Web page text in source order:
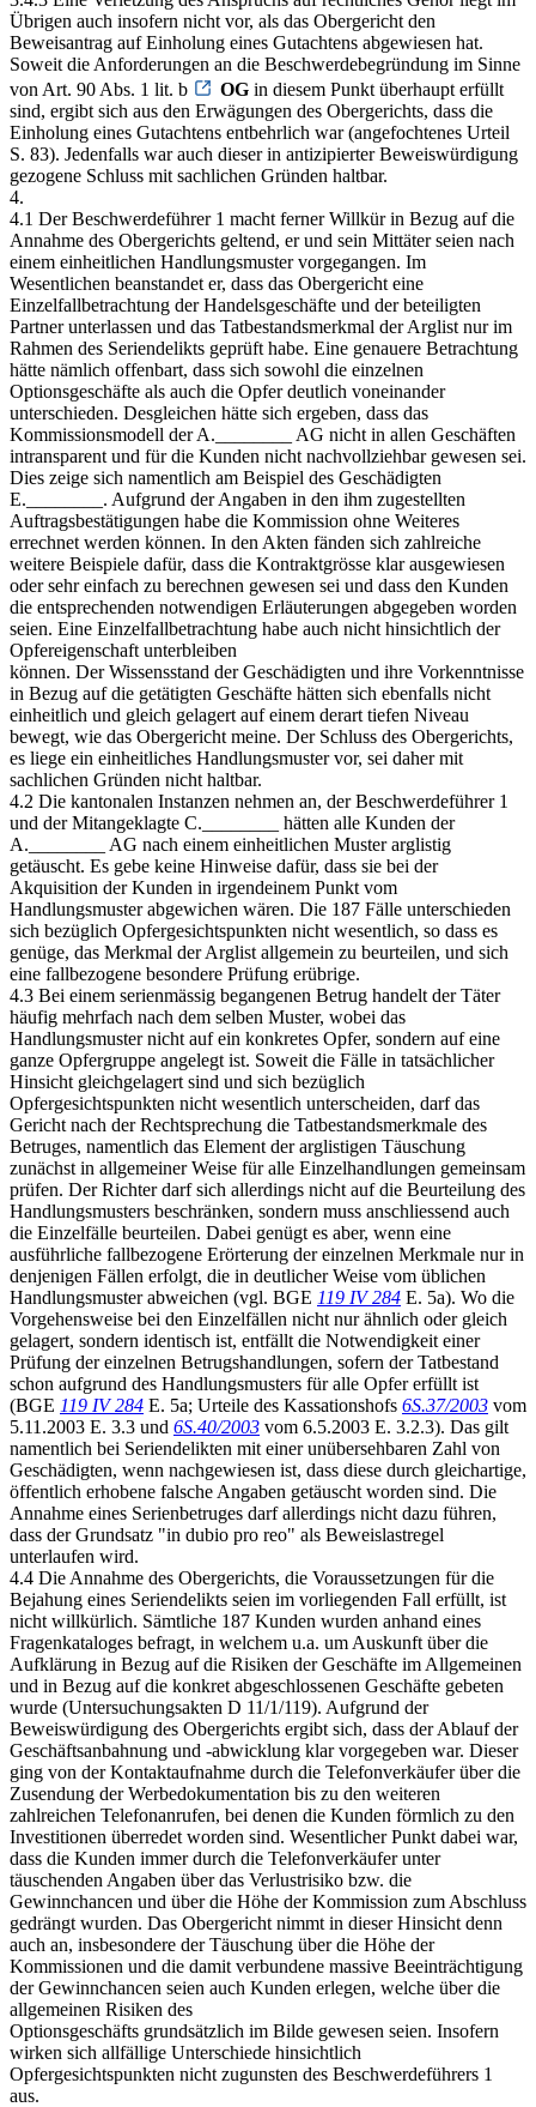
Übrigen auch insofern nicht vor, als das Obergericht den
Beweisantrag auf Einholung eines Gutachtens abgewiesen hat.
Soweit die Anforderungen an die Beschwerdebegründung im Sinne
von Art. 90 Abs. 1 lit. b
OG in diesem Punkt überhaupt erfüllt
sind, ergibt sich aus den Erwägungen des Obergerichts, dass die
Einholung eines Gutachtens entbehrlich war (angefochtenes Urteil
S. 83). Jedenfalls war auch dieser in antizipierter Beweiswürdigung
gezogene Schluss mit sachlichen Gründen haltbar.
4.
4.1 Der Beschwerdeführer 1 macht ferner Willkür in Bezug auf die
Annahme des Obergerichts geltend, er und sein Mittäter seien nach
einem einheitlichen Handlungsmuster vorgegangen. Im
Wesentlichen beanstandet er, dass das Obergericht eine
Einzelfallbetrachtung der Handelsgeschäfte und der beteiligten
Partner unterlassen und das Tatbestandsmerkmal der Arglist nur im
Rahmen des Seriendelikts geprüft habe. Eine genauere Betrachtung
hätte nämlich offenbart, dass sich sowohl die einzelnen
Optionsgeschäfte als auch die Opfer deutlich voneinander
unterschieden. Desgleichen hätte sich ergeben, dass das
Kommissionsmodell der A.________ AG nicht in allen Geschäften
intransparent und für die Kunden nicht nachvollziehbar gewesen sei.
Dies zeige sich namentlich am Beispiel des Geschädigten
E.________. Aufgrund der Angaben in den ihm zugestellten
Auftragsbestätigungen habe die Kommission ohne Weiteres
errechnet werden können. In den Akten fänden sich zahlreiche
weitere Beispiele dafür, dass die Kontraktgrösse klar ausgewiesen
oder sehr einfach zu berechnen gewesen sei und dass den Kunden
die entsprechenden notwendigen Erläuterungen abgegeben worden
seien. Eine Einzelfallbetrachtung habe auch nicht hinsichtlich der
Opfereigenschaft unterbleiben
können. Der Wissensstand der Geschädigten und ihre Vorkenntnisse
in Bezug auf die getätigten Geschäfte hätten sich ebenfalls nicht
einheitlich und gleich gelagert auf einem derart tiefen Niveau
bewegt, wie das Obergericht meine. Der Schluss des Obergerichts,
es liege ein einheitliches Handlungsmuster vor, sei daher mit
sachlichen Gründen nicht haltbar.
4.2 Die kantonalen Instanzen nehmen an, der Beschwerdeführer 1
und der Mitangeklagte C.________ hätten alle Kunden der
A.________ AG nach einem einheitlichen Muster arglistig
getäuscht. Es gebe keine Hinweise dafür, dass sie bei der
Akquisition der Kunden in irgendeinem Punkt vom
Handlungsmuster abgewichen wären. Die 187 Fälle unterschieden
sich bezüglich Opfergesichtspunkten nicht wesentlich, so dass es
genüge, das Merkmal der Arglist allgemein zu beurteilen, und sich
eine fallbezogene besondere Prüfung erübrige.
4.3 Bei einem serienmässig begangenen Betrug handelt der Täter
häufig mehrfach nach dem selben Muster, wobei das
Handlungsmuster nicht auf ein konkretes Opfer, sondern auf eine
ganze Opfergruppe angelegt ist. Soweit die Fälle in tatsächlicher
Hinsicht gleichgelagert sind und sich bezüglich
Opfergesichtspunkten nicht wesentlich unterscheiden, darf das
Gericht nach der Rechtsprechung die Tatbestandsmerkmale des
Betruges, namentlich das Element der arglistigen Täuschung
zunächst in allgemeiner Weise für alle Einzelhandlungen gemeinsam
prüfen. Der Richter darf sich allerdings nicht auf die Beurteilung des
Handlungsmusters beschränken, sondern muss anschliessend auch
die Einzelfälle beurteilen. Dabei genügt es aber, wenn eine
ausführliche fallbezogene Erörterung der einzelnen Merkmale nur in
denjenigen Fällen erfolgt, die in deutlicher Weise vom üblichen
Handlungsmuster abweichen (vgl. BGE 119 IV 284 E. 5a). Wo die
Vorgehensweise bei den Einzelfällen nicht nur ähnlich oder gleich
gelagert, sondern identisch ist, entfällt die Notwendigkeit einer
Prüfung der einzelnen Betrugshandlungen, sofern der Tatbestand
schon aufgrund des Handlungsmusters für alle Opfer erfüllt ist
(BGE 119 IV 284 E. 5a; Urteile des Kassationshofs 6S.37/2003 vom
5.11.2003 E. 3.3 und 6S.40/2003 vom 6.5.2003 E. 3.2.3). Das gilt
namentlich bei Seriendelikten mit einer unübersehbaren Zahl von
Geschädigten, wenn nachgewiesen ist, dass diese durch gleichartige,
öffentlich erhobene falsche Angaben getäuscht worden sind. Die
Annahme eines Serienbetruges darf allerdings nicht dazu führen,
dass der Grundsatz "in dubio pro reo" als Beweislastregel
unterlaufen wird.
4.4 Die Annahme des Obergerichts, die Voraussetzungen für die
Bejahung eines Seriendelikts seien im vorliegenden Fall erfüllt, ist
nicht willkürlich. Sämtliche 187 Kunden wurden anhand eines
Fragenkataloges befragt, in welchem u.a. um Auskunft über die
Aufklärung in Bezug auf die Risiken der Geschäfte im Allgemeinen
und in Bezug auf die konkret abgeschlossenen Geschäfte gebeten
wurde (Untersuchungsakten D 11/1/119). Aufgrund der
Beweiswürdigung des Obergerichts ergibt sich, dass der Ablauf der
Geschäftsanbahnung und -abwicklung klar vorgegeben war. Dieser
ging von der Kontaktaufnahme durch die Telefonverkäufer über die
Zusendung der Werbedokumentation bis zu den weiteren
zahlreichen Telefonanrufen, bei denen die Kunden förmlich zu den
Investitionen überredet worden sind. Wesentlicher Punkt dabei war,
dass die Kunden immer durch die Telefonverkäufer unter
täuschenden Angaben über das Verlustrisiko bzw. die
Gewinnchancen und über die Höhe der Kommission zum Abschluss
gedrängt wurden. Das Obergericht nimmt in dieser Hinsicht denn
auch an, insbesondere der Täuschung über die Höhe der
Kommissionen und die damit verbundene massive Beeinträchtigung
der Gewinnchancen seien auch Kunden erlegen, welche über die
allgemeinen Risiken des
Optionsgeschäfts grundsätzlich im Bilde gewesen seien. Insofern
wirken sich allfällige Unterschiede hinsichtlich
Opfergesichtspunkten nicht zugunsten des Beschwerdeführers 1
aus.